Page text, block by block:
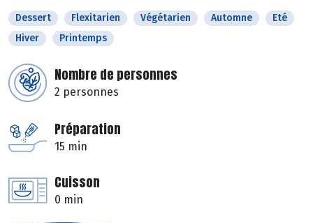
Dessert Flexitarien Végétarien Automne
Eté
Hiver
Printemps
Nombre de personnes
2 personnes
Préparation
15 min
Cuisson
0 min